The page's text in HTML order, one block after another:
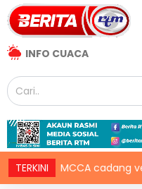
INFO CUACA
TERKINI
MCCA cadang